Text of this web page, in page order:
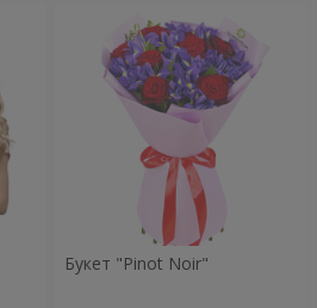
Букет "Pinot Noir"